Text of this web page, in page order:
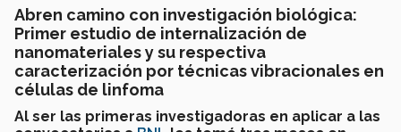
Abren camino con investigación biológica:
Primer estudio de internalización de
nanomateriales y su respectiva
caracterización por técnicas vibracionales en
células de linfoma
Al ser las primeras investigadoras en aplicar a las